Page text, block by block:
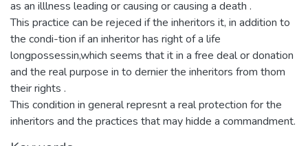
as an illlness leading or causing or causing a death .
This practice can be rejeced if the inheritors it, in addition to
the condi-tion if an inheritor has right of a life
longpossessin,which seems that it in a free deal or donation
and the real purpose in to dernier the inheritors from thom
their rights .
This condition in general represnt a real protection for the
inheritors and the practices that may hidde a commandment.